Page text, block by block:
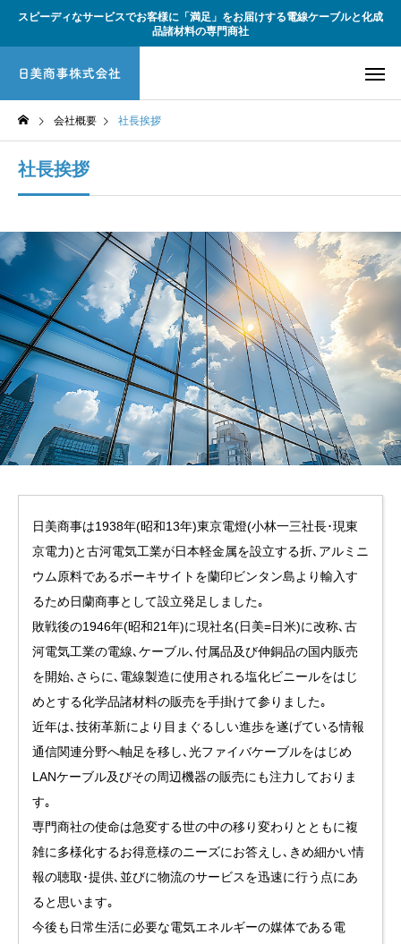
スピーディなサービスでお客様に「満足」をお届けする電線ケーブルと化成
品諸材料の専門商社
会社概要 社長挨拶
社長挨拶
日美商事は1938年(昭和13年)東京電燈(小林一三社長･現東
京電力)と古河電気工業が日本軽金属を設立する折､アルミニ
ウム原料であるボーキサイトを蘭印ビンタン島より輸入す
るため日蘭商事として設立発足しました｡
敗戦後の1946年(昭和21年)に現社名(日美=日米)に改称､古
河電気工業の電線､ケーブル､付属品及び伸銅品の国内販売
を開始､さらに､電線製造に使用される塩化ビニールをはじ
めとする化学品諸材料の販売を手掛けて参りました｡
近年は､技術革新により目まぐるしい進歩を遂げている情報
通信関連分野へ軸足を移し､光ファイバケーブルをはじめ
LANケーブル及びその周辺機器の販売にも注力しておりま
す｡
専門商社の使命は急変する世の中の移り変わりとともに複
雑に多様化するお得意様のニーズにお答えし､きめ細かい情
報の聴取･提供､並びに物流のサービスを迅速に行う点にあ
ると思います｡
今後も日常生活に必要な電気エネルギーの媒体である電